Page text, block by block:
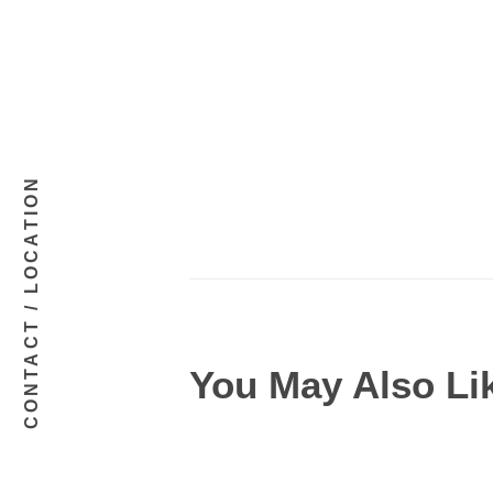
You May Also
CONTACT / LOCATION